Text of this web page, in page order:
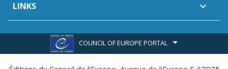
LINKS 
COUNCIL OF EUROPE PORTAL